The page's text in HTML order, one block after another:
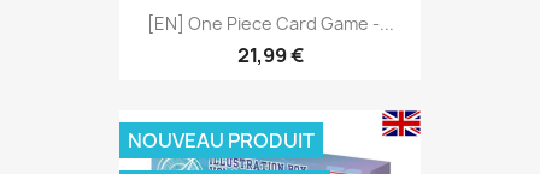
[EN] One Piece Card Game -...
21,99 €
NOUVEAU PRODUIT